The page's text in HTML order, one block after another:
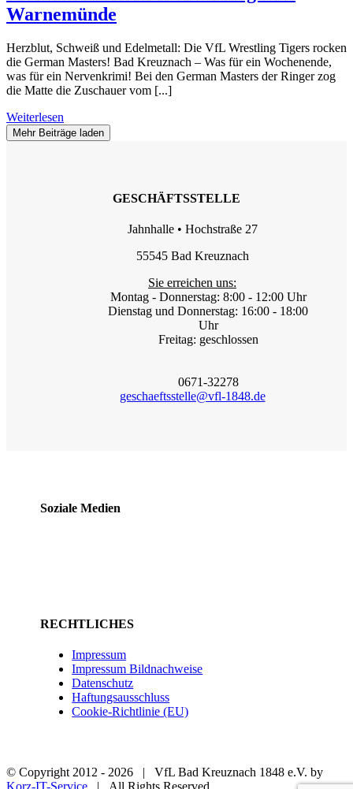
Warnemünde
Herzblut, Schweiß und Edelmetall: Die VfL Wrestling Tigers rocken
die German Masters! Bad Kreuznach – Was für ein Wochenende,
was für ein Nervenkrimi! Bei den German Masters der Ringer zog
die Matte die Zuschauer vom [...]
Weiterlesen
Mehr Beiträge laden
GESCHÄFTSSTELLE
Jahnhalle • Hochstraße 27
55545 Bad Kreuznach
Sie erreichen uns:
Montag - Donnerstag: 8:00 - 12:00 Uhr
Dienstag und Donnerstag: 16:00 - 18:00
Uhr
Freitag: geschlossen
0671-32278
geschaeftsstelle@vfl-1848.de
Soziale Medien
RECHTLICHES
Impressum
Impressum Bildnachweise
Datenschutz
Haftungsausschluss
Cookie-Richtlinie (EU)
© Copyright 2012 - 2026 | VfL Bad Kreuznach 1848 e.V. by